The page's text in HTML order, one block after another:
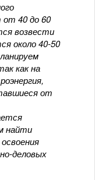
40 до 60
возвести
около 40-50
как на
от
найти
деловых